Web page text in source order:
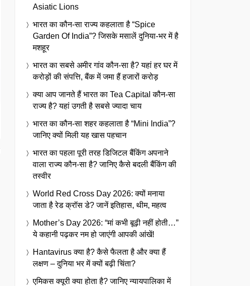
Asiatic Lions
भारत का कौन-सा राज्य कहलाता है “Spice
Garden Of India”? जिसके मसालें दुनिया-भर में है
मशहूर
भारत का सबसे अमीर गांव कौन-सा है? यहां हर घर में
करोड़ों की संपत्ति, बैंक में जमा हैं हजारों करोड़
क्या आप जानते हैं भारत का Tea Capital कौन-सा
राज्य है? यहां उगती है सबसे ज्यादा चाय
भारत का कौन-सा शहर कहलाता है “Mini India”?
जानिए क्यों मिली यह खास पहचान
भारत का पहला पूरी तरह डिजिटल बैंकिंग अपनाने
वाला राज्य कौन-सा है? जानिए कैसे बदली बैंकिंग की
तस्वीर
World Red Cross Day 2026: क्यों मनाया
जाता है रेड क्रॉस डे? जानें इतिहास, थीम, महत्व
Mother’s Day 2026: “मां कभी बूढ़ी नहीं होती…”
ये कहानी पढ़कर नम हो जाएंगी आपकी आंखें!
Hantavirus क्या है? कैसे फैलता है और क्या हैं
लक्षण – दुनिया भर में क्यों बढ़ी चिंता?
एमिकस क्यूरी क्या होता है? जानिए न्यायपालिका में